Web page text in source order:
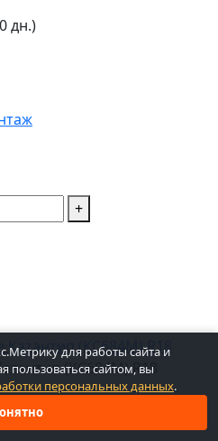
дн.)
+
(КС684М) R18
для работы сайта и
пользоваться сайтом, вы
персональных данных.